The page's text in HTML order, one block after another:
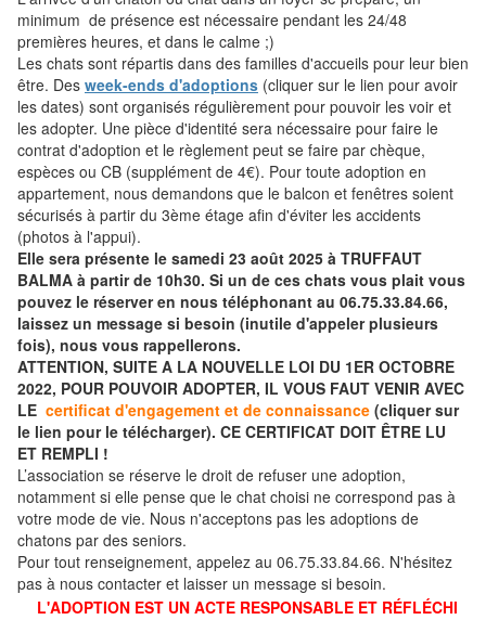
minimum de présence est nécessaire pendant les 24/48
premières heures, et dans le calme ;)
Les chats sont répartis dans des familles d'accueils pour leur bien
être. Des week-ends d'adoptions (cliquer sur le lien pour avoir
les dates) sont organisés régulièrement pour pouvoir les voir et
les adopter. Une pièce d'identité sera nécessaire pour faire le
contrat d'adoption et le règlement peut se faire par chèque,
espèces ou CB (supplément de 4€). Pour toute adoption en
appartement, nous demandons que le balcon et fenêtres soient
sécurisés à partir du 3ème étage afin d'éviter les accidents
(photos à l'appui).
Elle sera présente le samedi 23 août 2025 à TRUFFAUT
BALMA à partir de 10h30. Si un de ces chats vous plait vous
pouvez le réserver en nous téléphonant au 06.75.33.84.66,
laissez un message si besoin (inutile d'appeler plusieurs
fois), nous vous rappellerons.
ATTENTION, SUITE A LA NOUVELLE LOI DU 1ER OCTOBRE
2022, POUR POUVOIR ADOPTER, IL VOUS FAUT VENIR AVEC
LE certificat d'engagement et de connaissance (cliquer sur
le lien pour le télécharger). CE CERTIFICAT DOIT ÊTRE LU
ET REMPLI !
L’association se réserve le droit de refuser une adoption,
notamment si elle pense que le chat choisi ne correspond pas à
votre mode de vie. Nous n'acceptons pas les adoptions de
chatons par des seniors.
Pour tout renseignement, appelez au 06.75.33.84.66. N'hésitez
pas à nous contacter et laisser un message si besoin.
L'ADOPTION EST UN ACTE RESPONSABLE ET RÉFLÉCHI